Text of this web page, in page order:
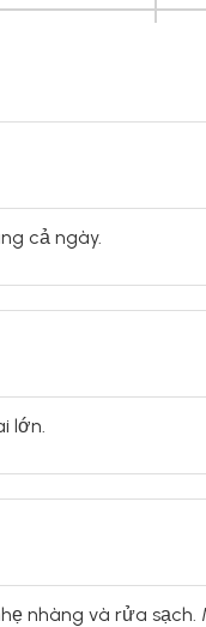
cả ngày.
lớn.
nhàng và rửa sạch.